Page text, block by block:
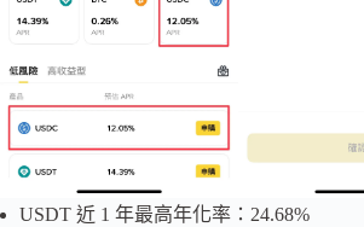
USDT 近 1 年最高年化率：24.68%